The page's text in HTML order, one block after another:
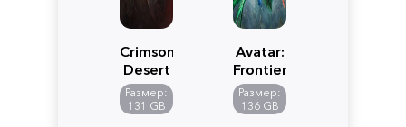
Crimson
Desert
Размер:
131 GB
Avatar:
Frontiers
of
Pandora
Размер:
136 GB